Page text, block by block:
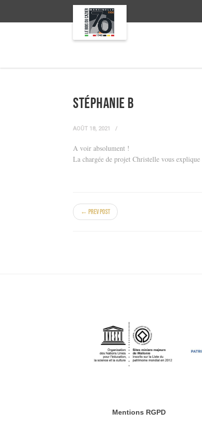
Stéphanie B
AOÛT 18, 2021
A voir absolument !
La chargée de projet Christelle vous
← Prev Post
Mentions RGPD